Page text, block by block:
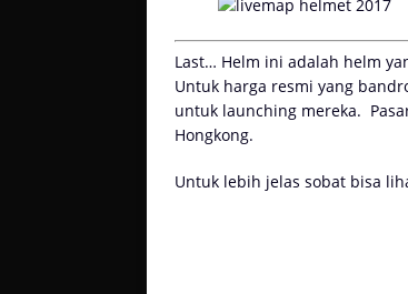
Last… Helm ini adalah helm
Untuk harga resmi yang
untuk launching mereka.
Hongkong.
Untuk lebih jelas sobat bisa